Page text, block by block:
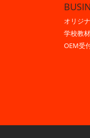
オリジ
学校教
OEM受